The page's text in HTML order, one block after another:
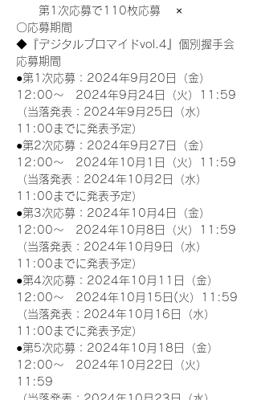
第1次応募で110枚応募　 ×
〇応募期間
◆『デジタルブロマイドvol.4』個別握手会
応募期間
●第1次応募：2024年9月20日（金）
12:00～　2024年9月24日（火）11:59
（当落発表：2024年9月25日（水）
11:00までに発表予定）
●第2次応募：2024年9月27日（金）
12:00～　2024年10月1日（火）11:59
（当落発表：2024年10月2日（水）
11:00までに発表予定）
●第3次応募：2024年10月4日（金）
12:00～　2024年10月8日（火）11:59
（当落発表：2024年10月9日（水）
11:00までに発表予定）
●第4次応募：2024年10月11日（金）
12:00～　2024年10月15日(火）11:59
（当落発表：2024年10月16日（水）
11:00までに発表予定）
●第5次応募：2024年10月18日（金）
12:00～　2024年10月22日（火）
11:59